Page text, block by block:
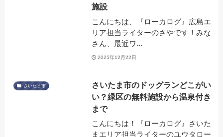
施設
こんにちは、『ローカログ』広島エ
リア担当ライターのさやです！みな
さん、最近ワ...
2025年12月22日
さいたま市
さいたま市のドッグランどこがい
い？緑区の無料施設から温泉付き
まで
こんにちは！『ローカログ』さいた
まエリア担当ライターのユウタロー